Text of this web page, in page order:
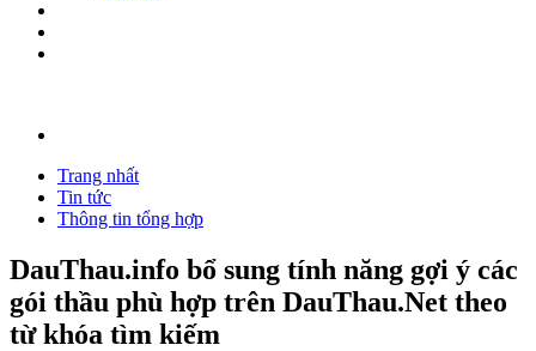
Trang nhất
Tin tức
Thông tin tổng hợp
DauThau.info bổ sung tính năng gợi ý các
gói thầu phù hợp trên DauThau.Net theo
từ khóa tìm kiếm